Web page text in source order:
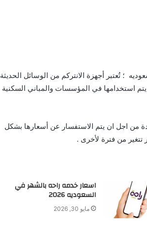
؛ تُعتبر أجهزة الانتركم من الوسائل الحديثة
استخدامها في المؤسسات والمباني السكنية
من اجل ان يتم الاستفسار عن أسعارها بشكل
تتغير من فترة لأخرى .
اسعار خدمه راحه بالشهر في
السعوديه 2026
مايو 30, 2026